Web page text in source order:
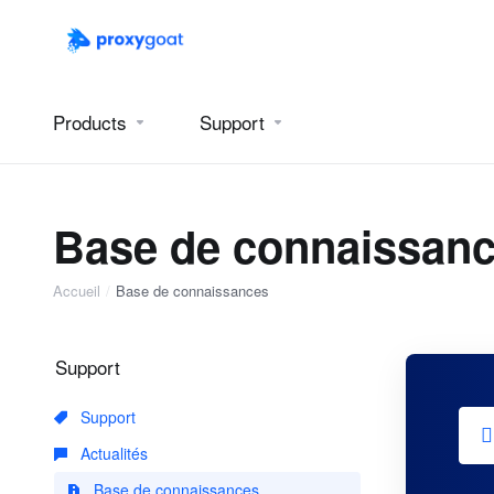
Products Support
Base de
Accueil Base de connaissances
Support
Support
Actualités
Base de connaissances